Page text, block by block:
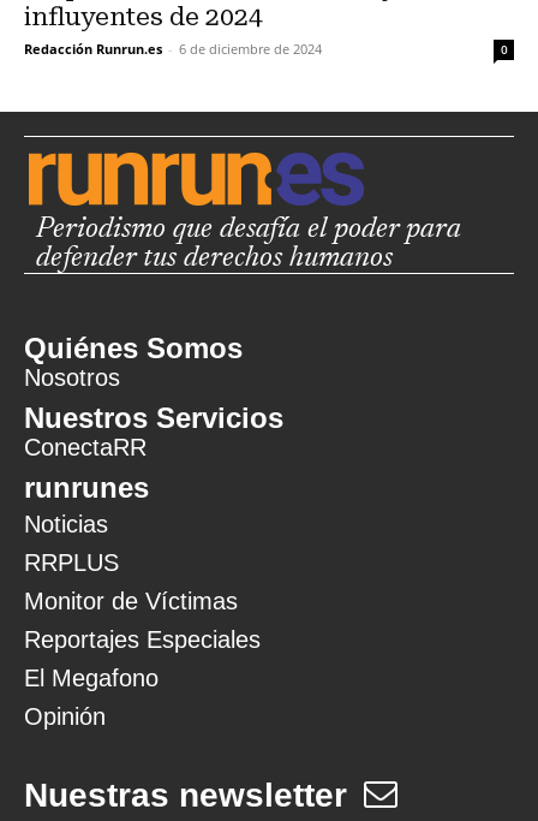
influyentes de 2024
Redacción Runrun.es - 6 de diciembre de 2024 0
Periodismo que desafía el poder para
defender tus derechos humanos
Quiénes Somos
Nosotros
Nuestros Servicios
ConectaRR
runrunes
Noticias
RRPLUS
Monitor de Víctimas
Reportajes Especiales
El Megafono
Opinión
Nuestras newsletter